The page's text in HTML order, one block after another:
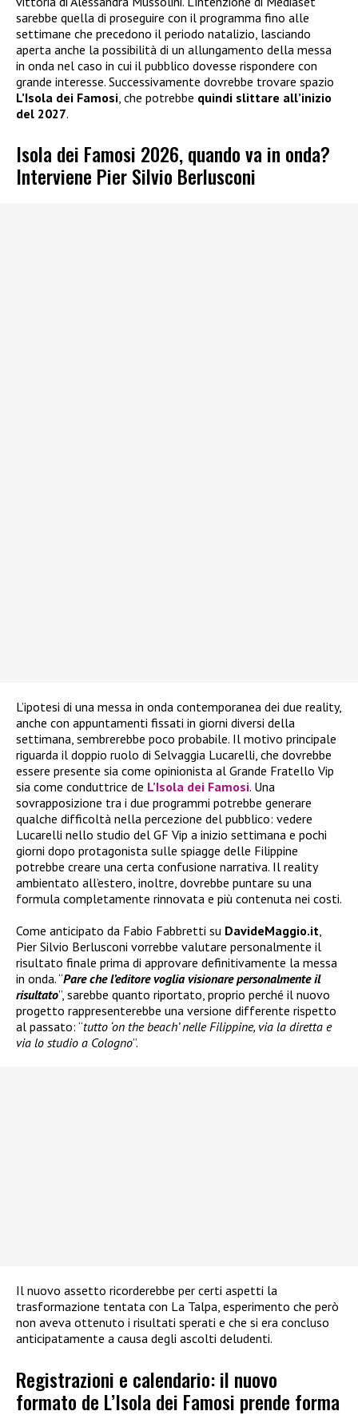
sarebbe quella di proseguire con il programma fino alle
settimane che precedono il periodo natalizio, lasciando
aperta anche la possibilità di un allungamento della messa
in onda nel caso in cui il pubblico dovesse rispondere con
grande interesse. Successivamente dovrebbe trovare spazio
L’Isola dei Famosi , che potrebbe quindi slittare all’inizio
del 2027.
Isola dei Famosi 2026, quando va in onda?
Interviene Pier Silvio Berlusconi
L’ipotesi di una messa in onda contemporanea dei due reality,
anche con appuntamenti fissati in giorni diversi della
settimana, sembrerebbe poco probabile. Il motivo principale
riguarda il doppio ruolo di Selvaggia Lucarelli, che dovrebbe
essere presente sia come opinionista al Grande Fratello Vip
sia come conduttrice de L’Isola dei Famosi. Una
sovrapposizione tra i due programmi potrebbe generare
qualche difficoltà nella percezione del pubblico: vedere
Lucarelli nello studio del GF Vip a inizio settimana e pochi
giorni dopo protagonista sulle spiagge delle Filippine
potrebbe creare una certa confusione narrativa. Il reality
ambientato all’estero, inoltre, dovrebbe puntare su una
formula completamente rinnovata e più contenuta nei costi.
Come anticipato da Fabio Fabbretti su DavideMaggio.it,
Pier Silvio Berlusconi vorrebbe valutare personalmente il
risultato finale prima di approvare definitivamente la messa
in onda. “Pare che l’editore voglia visionare personalmente il
risultato”, sarebbe quanto riportato, proprio perché il nuovo
progetto rappresenterebbe una versione differente rispetto
al passato: “tutto ‘on the beach’ nelle Filippine, via la diretta e
via lo studio a Cologno”.
Il nuovo assetto ricorderebbe per certi aspetti la
trasformazione tentata con La Talpa, esperimento che però
non aveva ottenuto i risultati sperati e che si era concluso
anticipatamente a causa degli ascolti deludenti.
Registrazioni e calendario: il nuovo
formato de L’Isola dei Famosi prende forma